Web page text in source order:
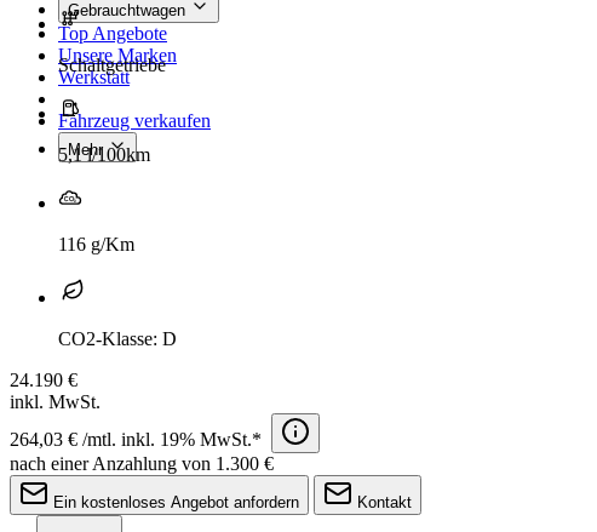
Gebrauchtwagen
Top Angebote
Unsere Marken
Werkstatt
Fahrzeug verkaufen
Mehr
Schaltgetriebe
5,1 l/100km
116 g/Km
CO2-Klasse: D
24.190 €
inkl. MwSt.
264,03 € /mtl. inkl. 19% MwSt.*
nach einer Anzahlung von 1.300 €
Ein kostenloses Angebot anfordern Kontakt